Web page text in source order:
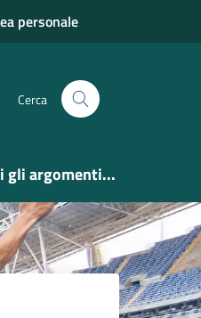
personale
Cerca
gli argomenti...